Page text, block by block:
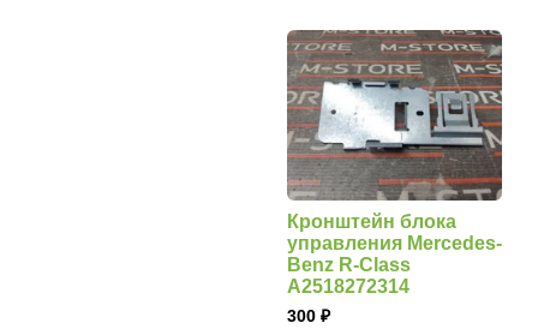
Кронштейн блока
управления Mercedes-
Benz R-Class
A2518272314
300